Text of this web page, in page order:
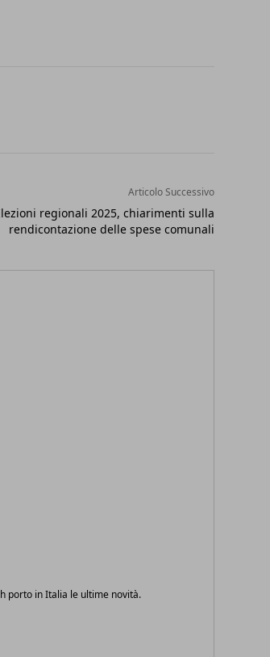
Articolo Successivo
regionali 2025, chiarimenti sulla
rendicontazione delle spese comunali
porto in Italia le ultime novità.